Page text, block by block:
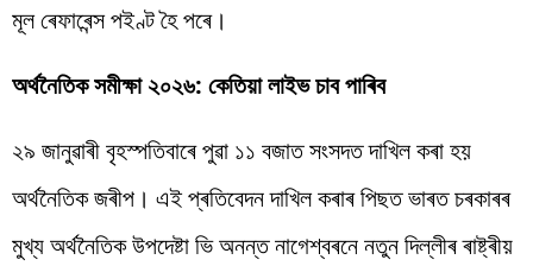
মূল ৰেফাৰেন্স পইণ্ট হৈ পৰে।
অৰ্থনৈতিক সমীক্ষা ২০২৬: কেতিয়া লাইভ চাব পাৰিব
২৯ জানুৱাৰী বৃহস্পতিবাৰে পুৱা ১১ বজাত সংসদত দাখিল কৰা হয়
অৰ্থনৈতিক জৰীপ। এই প্ৰতিবেদন দাখিল কৰাৰ পিছত ভাৰত চৰকাৰৰ
মুখ্য অৰ্থনৈতিক উপদেষ্টা ভি অনন্ত নাগেশ্বৰনে নতুন দিল্লীৰ ৰাষ্ট্ৰীয়